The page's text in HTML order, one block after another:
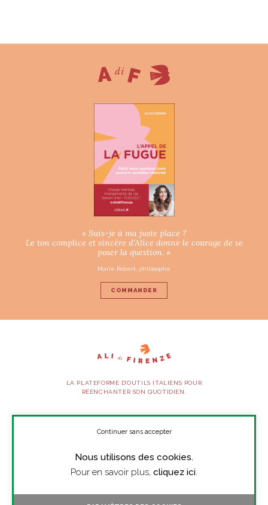
« Suis-je à ma juste place ?
Le ton complice et sincère d’Alice donne le courage de se
poser la question. »
Marie Robert, philosophe
COMMANDER
LA PLATEFORME D’OUTILS ITALIENS POUR
RÉENCHANTER SON QUOTIDIEN.
SUIVEZ-NOUS
Nous utilisons des cookies.
Pour en savoir plus, cliquez ici.
Continuer sans accepter